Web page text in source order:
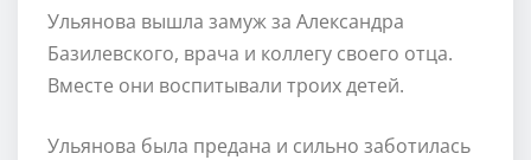
Ульянова вышла замуж за Александра
Базилевского, врача и коллегу своего отца.
Вместе они воспитывали троих детей.
Ульянова была предана и сильно заботилась